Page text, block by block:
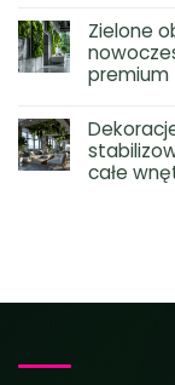
Zielone
premium
całe